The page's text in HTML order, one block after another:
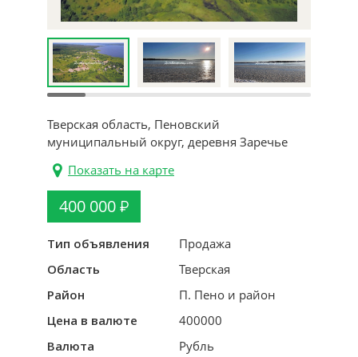
Тверская область, Пеновский
муниципальный округ, деревня Заречье
Показать на карте
400 000
Тип объявления
Продажа
Область
Тверская
Район
П. Пено и район
Цена в валюте
400000
Валюта
Рубль